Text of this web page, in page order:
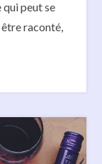
qui peut se
raconté,